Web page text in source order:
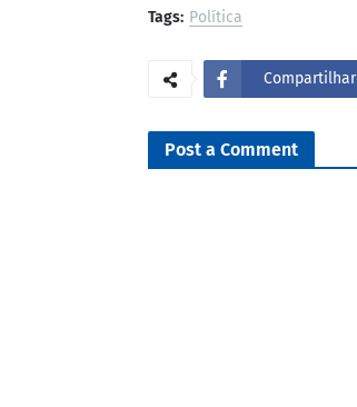
Tags: Política
Compartilhar
Post a Comment